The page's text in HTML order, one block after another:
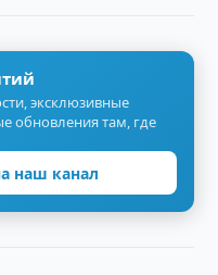
эксклюзивные
обновления там, где
наш канал